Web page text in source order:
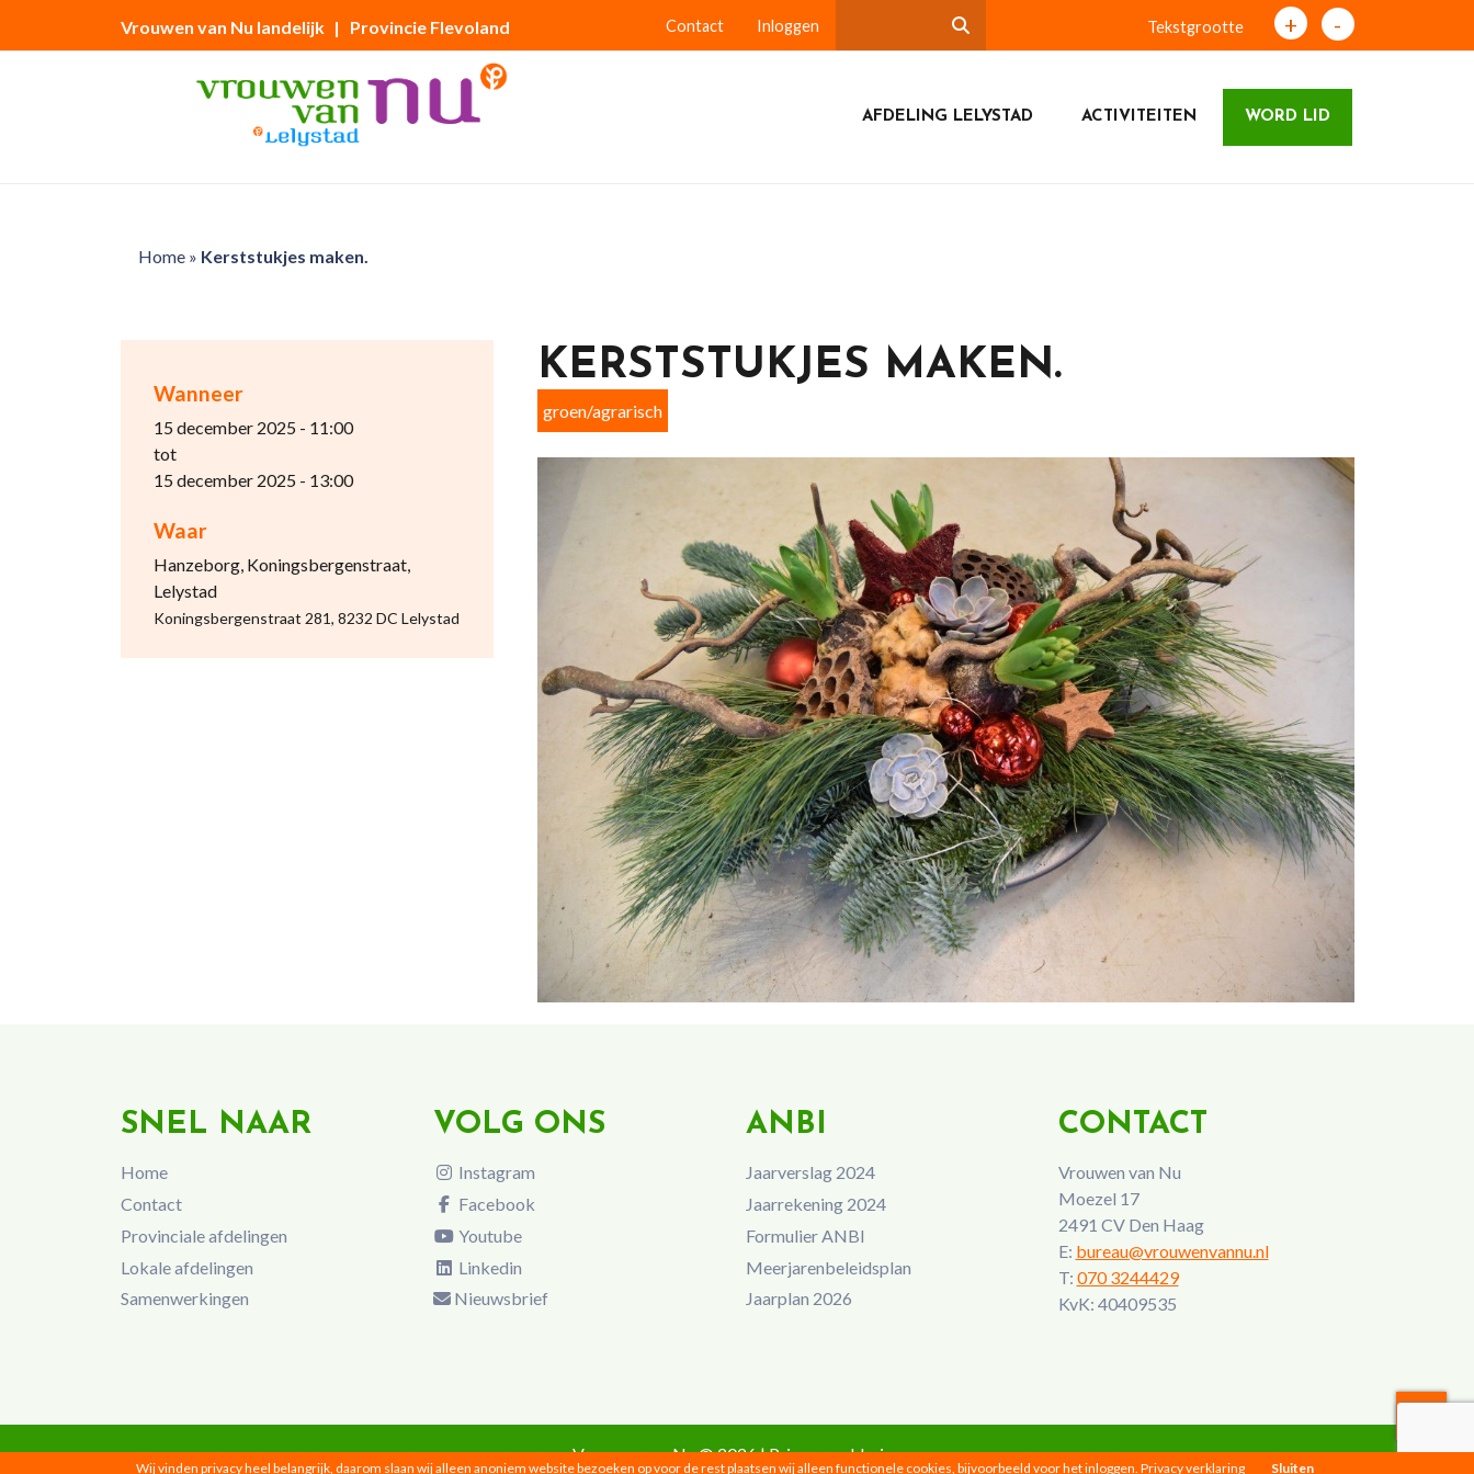
Vrouwen van Nu landelijk | Provincie Flevoland Contact Inloggen Tekstgrootte + -
AFDELING LELYSTAD ACTIVITEITEN WORD LID
Home» Kerststukjes maken.
Wanneer
15 december 2025 - 11:00
tot
15 december 2025 - 13:00
Waar
Hanzeborg, Koningsbergenstraat,
Lelystad
Koningsbergenstraat 281, 8232 DC Lelystad
KERSTSTUKJES MAKEN.
groen/agrarisch
SNEL NAAR
Home
Contact
Provinciale afdelingen
Lokale afdelingen
Samenwerkingen
VOLG ONS
Instagram
Facebook
Youtube
Linkedin
Nieuwsbrief
ANBI
Jaarverslag 2024
Jaarrekening 2024
Formulier ANBI
Meerjarenbeleidsplan
Jaarplan 2026
CONTACT
Vrouwen van Nu
Moezel 17
2491 CV Den Haag
E: bureau@vrouwenvannu.nl
T: 070 3244429
KvK: 40409535
Vrouwen van Nu © 2026 |Privacyverklaring
Wij vinden privacy heel belangrijk, daarom slaan wij alleen anoniem website bezoeken op voor de rest plaatsen wij alleen functionele cookies, bijvoorbeeld voor het inloggen. Privacy verklaring Sluiten